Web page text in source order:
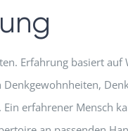
Erfahrung basiert
erfahrener Mensch